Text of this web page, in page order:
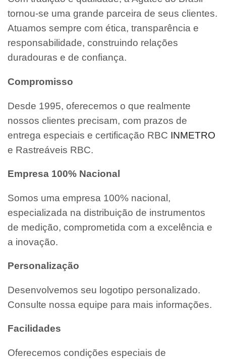
tornou-se uma grande parceira de seus clientes.
Atuamos sempre com ética, transparência e
responsabilidade, construindo relações
duradouras e de confiança.
Compromisso
Desde 1995, oferecemos o que realmente
nossos clientes precisam, com prazos de
entrega especiais e certificação RBC INMETRO
e Rastreáveis RBC.
Empresa 100% Nacional
Somos uma empresa 100% nacional,
especializada na distribuição de instrumentos
de medição, comprometida com a excelência e
a inovação.
Personalização
Desenvolvemos seu logotipo personalizado.
Consulte nossa equipe para mais informações.
Facilidades
Oferecemos condições especiais de